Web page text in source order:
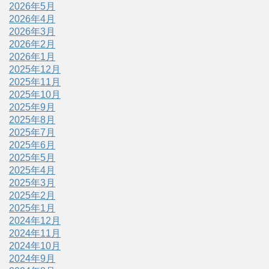
2026年5月
2026年4月
2026年3月
2026年2月
2026年1月
2025年12月
2025年11月
2025年10月
2025年9月
2025年8月
2025年7月
2025年6月
2025年5月
2025年4月
2025年3月
2025年2月
2025年1月
2024年12月
2024年11月
2024年10月
2024年9月